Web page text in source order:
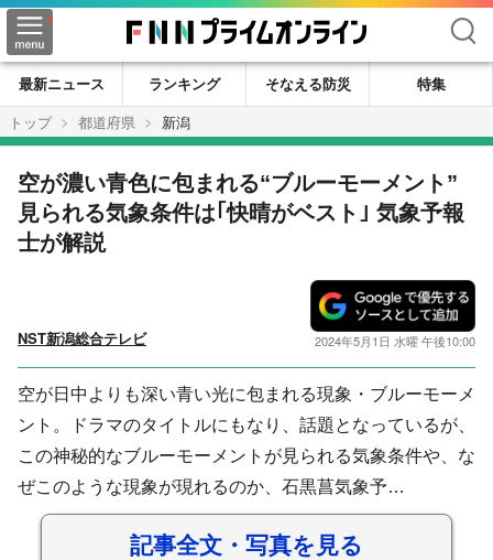
検索
最新ニュース ランキング そなえる防災
特集
トップ
都道府県 新潟
空が濃い青色に包まれる“ブルーモーメント”
見られる気象条件は｢快晴がベスト｣ 気象予報
士が解説
NST新潟総合テレビ 2024年5月1日 水曜 午後10:00
空が日中よりも深い青い光に包まれる現象・ブルーモーメ
ント。ドラマのタイトルにもなり、話題となっているが、
この神秘的なブルーモーメントが見られる気象条件や、な
ぜこのような現象が現れるのか、石黒菖気象予…
記事全文・写真を見る